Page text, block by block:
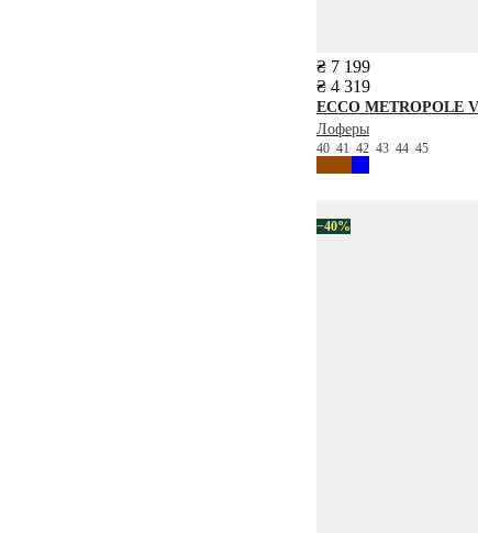
₴ 7 199
₴ 4 319
ECCO METROPOLE
Лоферы
40 41 42 43 44 45
−40%